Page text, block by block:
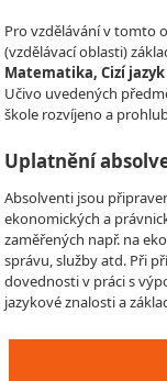
Pro vzdělávání v tomto
(vzdělávací oblasti)
Matematika, Cizí jazyk
Učivo uvedených
škole rozvíjeno a
Uplatnění
Absolventi jsou
ekonomických a
zaměřených např. na
správu, služby atd. Při
dovednosti v práci s
jazykové znalosti a